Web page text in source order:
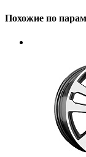
Похожие по